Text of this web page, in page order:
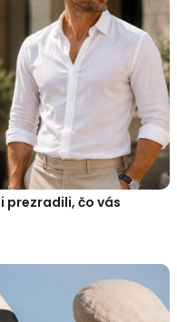
prezradili, čo vás